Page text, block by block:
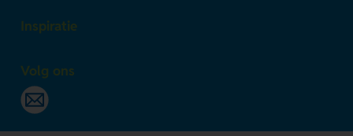
Inspiratie
Volg ons